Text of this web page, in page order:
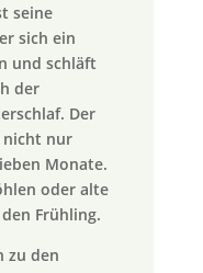
seine
sich ein
und schläft
der
Der
nicht nur
Monate.
oder alte
Frühling.
zu den